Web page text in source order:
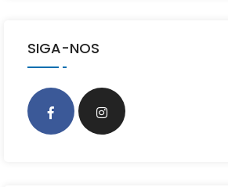
SIGA-NOS